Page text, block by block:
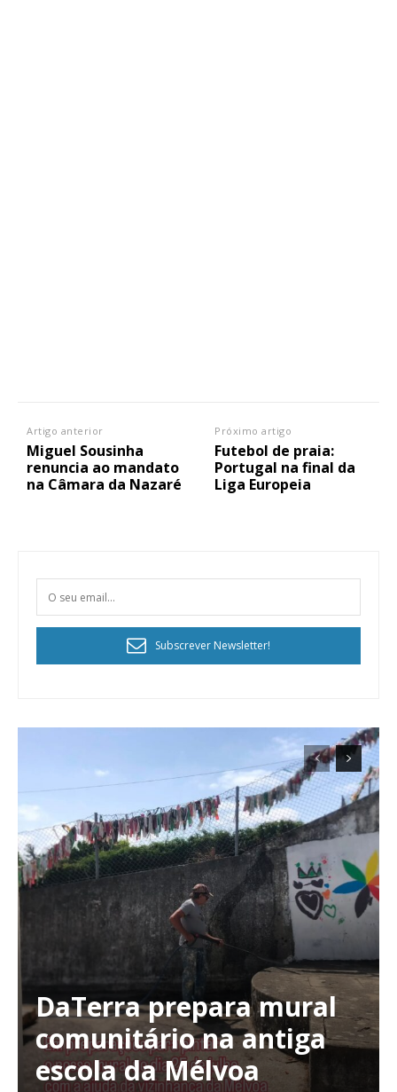
Artigo anterior
Miguel Sousinha
renuncia ao mandato
na Câmara da Nazaré
Próximo artigo
Futebol de praia:
Portugal na final da
Liga Europeia
Subscrever Newsletter!
DaTerra prepara mural
comunitário na antiga
escola da Mélvoa